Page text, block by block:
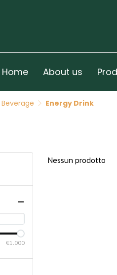
Home About us
Beverage Energy Drink
€1.000
Nessun prodotto